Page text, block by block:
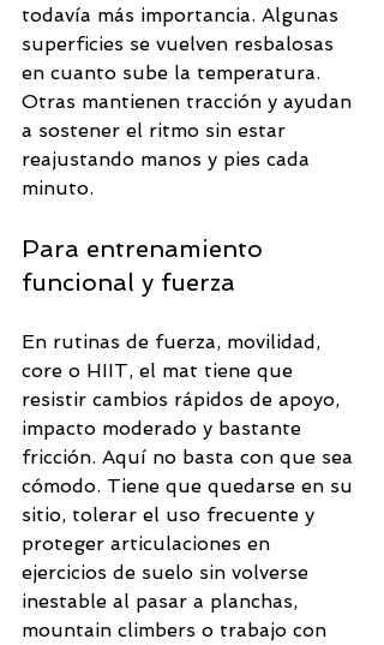
todavía más importancia. Algunas
superficies se vuelven resbalosas
en cuanto sube la temperatura.
Otras mantienen tracción y ayudan
a sostener el ritmo sin estar
reajustando manos y pies cada
minuto.
Para entrenamiento
funcional y fuerza
En rutinas de fuerza, movilidad,
core o HIIT, el mat tiene que
resistir cambios rápidos de apoyo,
impacto moderado y bastante
fricción. Aquí no basta con que sea
cómodo. Tiene que quedarse en su
sitio, tolerar el uso frecuente y
proteger articulaciones en
ejercicios de suelo sin volverse
inestable al pasar a planchas,
mountain climbers o trabajo con